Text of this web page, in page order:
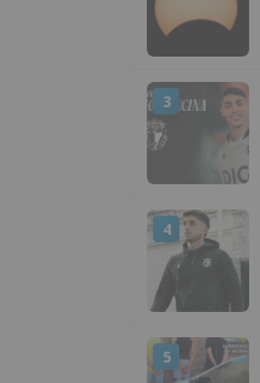
3
4
5